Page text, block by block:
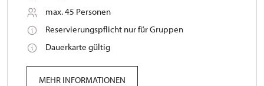
max. 45 Personen
Reservierungspflicht nur für Gruppen
Dauerkarte gültig
MEHR INFORMATIONEN